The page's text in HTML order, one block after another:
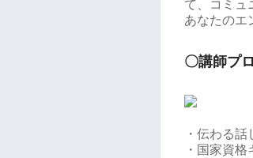
て、コミュ
あなたのエ
〇講師プ
・伝わる
・国家資